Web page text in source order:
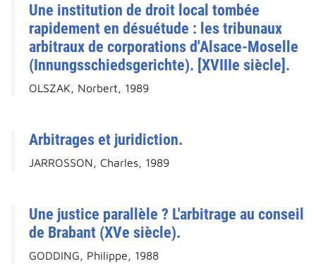
Une institution de droit local tombée
rapidement en désuétude : les tribunaux
arbitraux de corporations d'Alsace-Moselle
(Innungsschiedsgerichte). [XVIIIe siècle].
OLSZAK, Norbert, 1989
Arbitrages et juridiction.
JARROSSON, Charles, 1989
Une justice parallèle ? L'arbitrage au conseil
de Brabant (XVe siècle).
GODDING, Philippe, 1988